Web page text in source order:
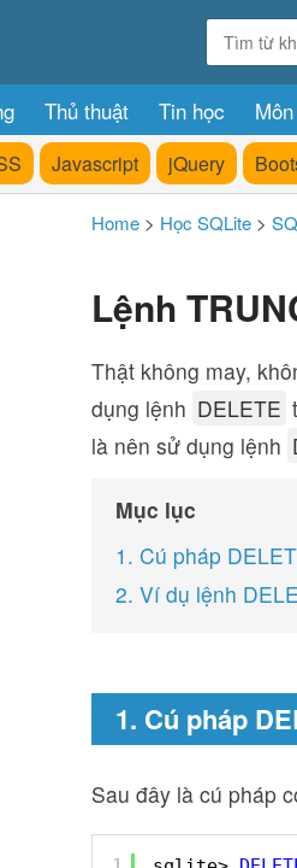
Thủ thuật Tin học
Javascript jQuery
Home > Học SQLite >
Lệnh
Thật không may,
dụng lệnh DELETE
là nên sử dụng lệnh
Mục lục
1. Cú pháp
2. Ví dụ lệnh
1. Cú pháp
Sau đây là cú pháp